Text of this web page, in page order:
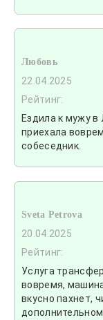
Любовь
22.04.2025
Рейтинг:
Ездила к мужу
приехала
собеседник.
Sveta Petrova
20.04.2025
Рейтинг:
Услуга
вовремя,
вкусно пахнет,